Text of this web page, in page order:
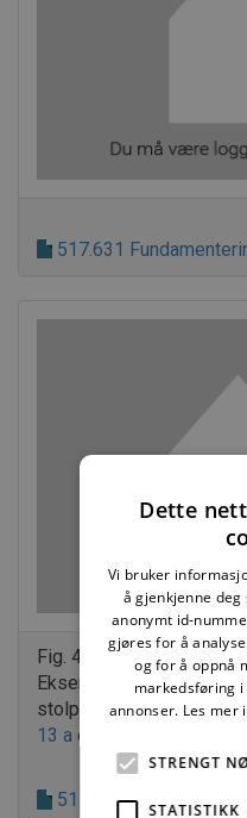
517.631
Fig. 42 b
Eksempel på telesikring
stolpefundament.
13 a og Byggdetaljer
517.631
Dette
Vi bruker
å gjenkjenne
anonymt id-
gjøres for å
og for å oppnå
markedsføring
annonser. Les mer
STRENGT
STATISTIKK